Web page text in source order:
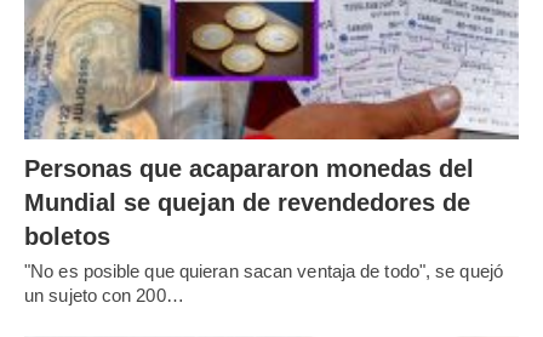
Personas que acapararon monedas del
Mundial se quejan de revendedores de
boletos
"No es posible que quieran sacan ventaja de todo", se quejó
un sujeto con 200…